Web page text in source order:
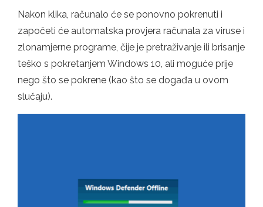
Nakon klika, računalo će se ponovno pokrenuti i
započeti će automatska provjera računala za viruse i
zlonamjerne programe, čije je pretraživanje ili brisanje
teško s pokretanjem Windows 10, ali moguće prije
nego što se pokrene (kao što se događa u ovom
slučaju).